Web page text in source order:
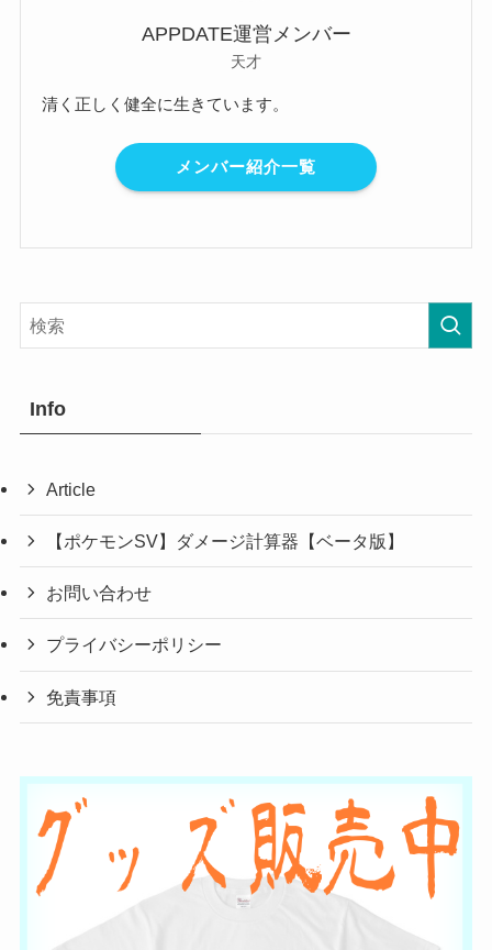
APPDATE運営メンバー
天才
清く正しく健全に生きています。
メンバー紹介一覧
Info
Article
【ポケモンSV】ダメージ計算器【ベータ版】
お問い合わせ
プライバシーポリシー
免責事項